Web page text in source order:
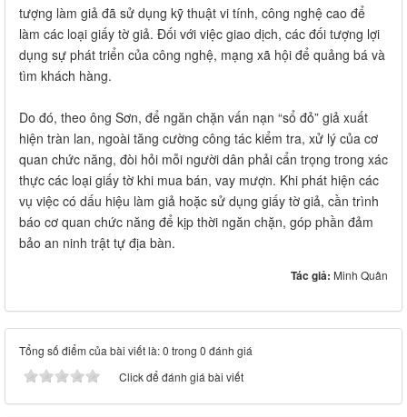
tượng làm giả đã sử dụng kỹ thuật vi tính, công nghệ cao để
làm các loại giấy tờ giả. Đối với việc giao dịch, các đối tượng lợi
dụng sự phát triển của công nghệ, mạng xã hội để quảng bá và
tìm khách hàng.
Do đó, theo ông Sơn, để ngăn chặn vấn nạn “sổ đỏ” giả xuất
hiện tràn lan, ngoài tăng cường công tác kiểm tra, xử lý của cơ
quan chức năng, đòi hỏi mỗi người dân phải cẩn trọng trong xác
thực các loại giấy tờ khi mua bán, vay mượn. Khi phát hiện các
vụ việc có dấu hiệu làm giả hoặc sử dụng giấy tờ giả, cần trình
báo cơ quan chức năng để kịp thời ngăn chặn, góp phần đảm
bảo an ninh trật tự địa bàn.
Tác giả: Minh Quân
Tổng số điểm của bài viết là: 0 trong 0 đánh giá
Click để đánh giá bài viết